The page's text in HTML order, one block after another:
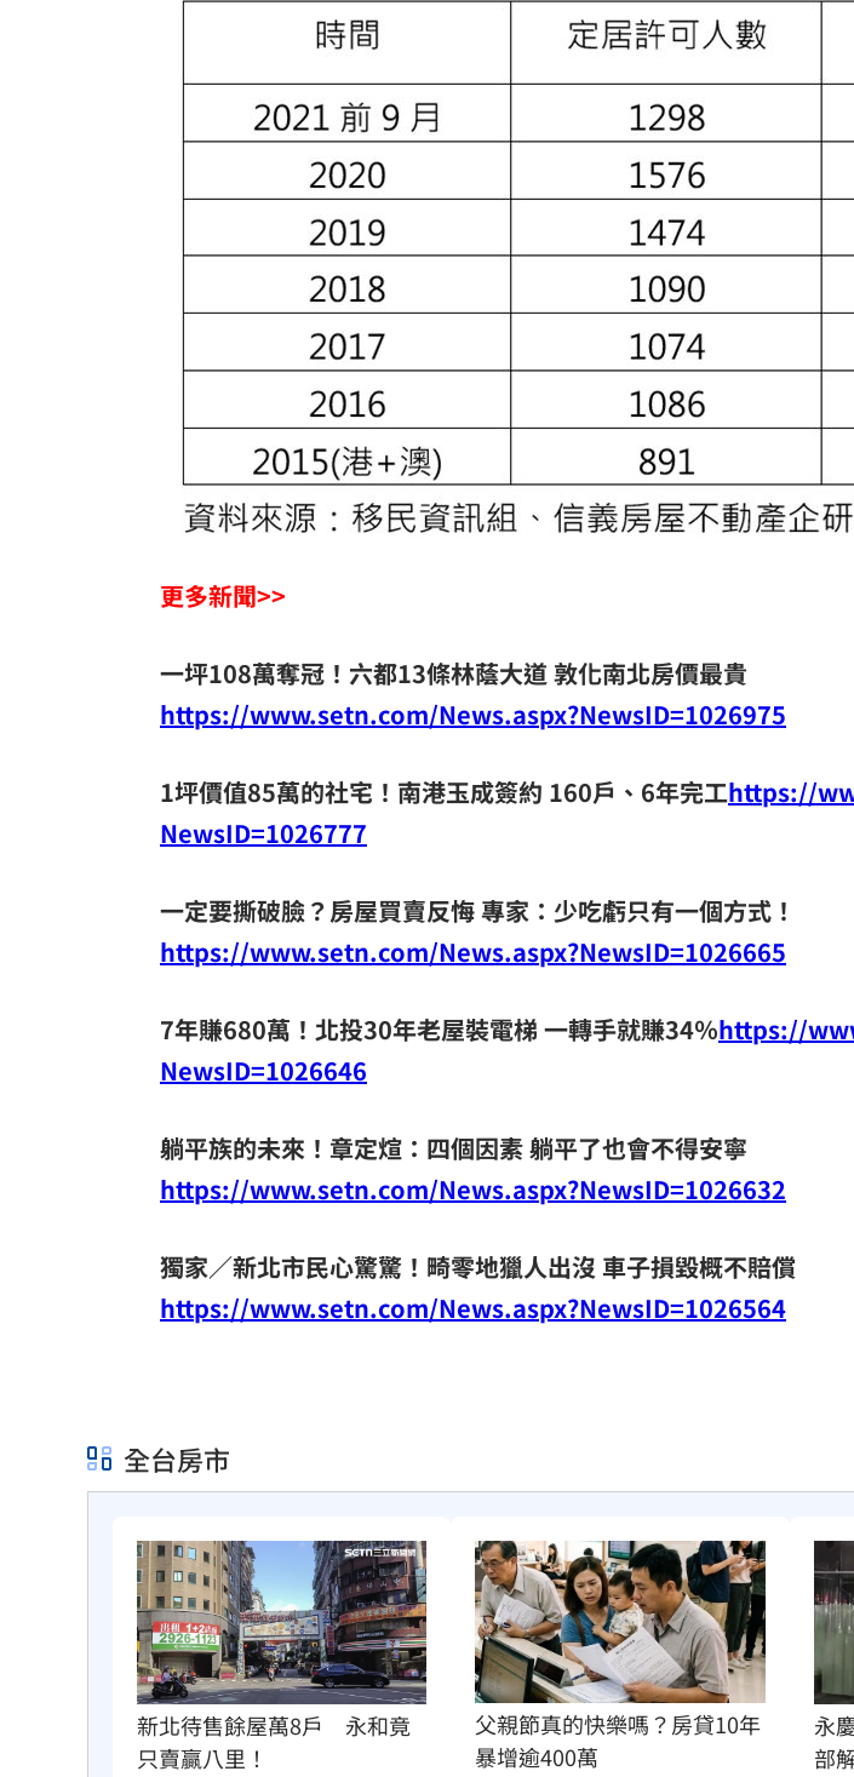
更多新聞>>
一坪108萬奪冠！六都13條林蔭大道 敦化南北房價最貴
https://www.setn.com/News.aspx?NewsID=1026975
1坪價值85萬的社宅！南港玉成簽約 160戶、6年完工https://
NewsID=1026777
一定要撕破臉？房屋買賣反悔 專家：少吃虧只有一個方式！
https://www.setn.com/News.aspx?NewsID=1026665
7年賺680萬！北投30年老屋裝電梯 一轉手就賺34％https://
NewsID=1026646
躺平族的未來！章定煊：四個因素 躺平了也會不得安寧
https://www.setn.com/News.aspx?NewsID=1026632
獨家／新北市民心驚驚！畸零地獵人出沒 車子損毀概不賠償
https://www.setn.com/News.aspx?NewsID=1026564
全台房市
新北待售餘屋萬8戶　永和竟
只賣贏八里！
父親節真的快樂嗎？房貸10年
暴增逾400萬
永
部